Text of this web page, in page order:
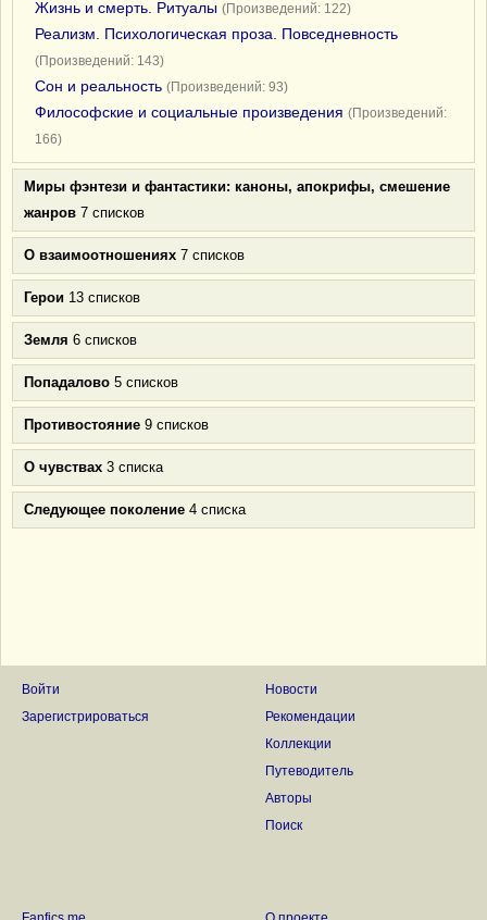
Жизнь и смерть. Ритуалы (Произведений: 122)
Реализм. Психологическая проза. Повседневность
(Произведений: 143)
Сон и реальность (Произведений: 93)
Философские и социальные произведения (Произведений:
166)
Миры фэнтези и фантастики: каноны, апокрифы, смешение
жанров 7 списков
О взаимоотношениях 7 списков
Герои 13 списков
Земля 6 списков
Попадалово 5 списков
Противостояние 9 списков
О чувствах 3 списка
Следующее поколение 4 списка
Войти
Зарегистрироваться
Новости
Рекомендации
Коллекции
Путеводитель
Авторы
Поиск